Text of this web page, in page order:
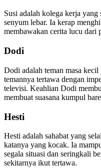
Susi adalah kolega kerja
senyum lebar. Ia kerap
membawakan cerita lucu dari
Dodi
Dodi adalah teman masa
temannya tertawa dengan
televisi. Keahlian Dodi
membuat suasana kumpul
Hesti
Hesti adalah sahabat yang
katanya yang kocak. Ia
segala situasi dan seringkali
sekitarnya ikut tertawa.